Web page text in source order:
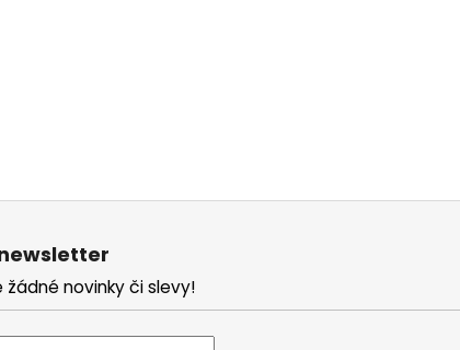
žádné novinky či slevy!